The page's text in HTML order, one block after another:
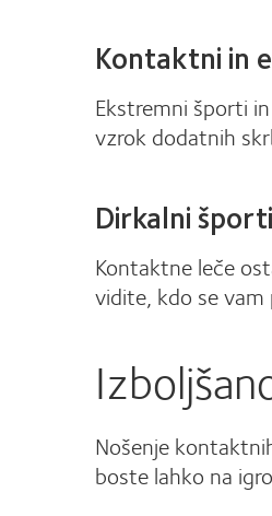
Kontaktni in
Ekstremni športi
vzrok dodatnih
Dirkalni športi
Kontaktne leče
vidite, kdo se
Nošenje
boste lahko na